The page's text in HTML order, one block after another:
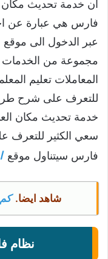
ان خدمة تحديث مكان
فارس هي عبارة عن
عبر الدخول الى موقع
مجموعة من
المعاملات تعليم
للتعرف على شرح
خدمة تحديث مكان
سعي الكثير للتعرف
فارس سيتناول موقع
شاهد ايضا.كم
نظام